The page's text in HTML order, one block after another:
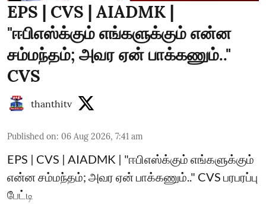
EPS | CVS | AIADMK |
"ஈபிஎஸ்க்கும் எங்களுக்கும் என்ன
சம்மந்தம்; அவர ஏன் பாக்கணும்.."
CVS
thanthitv
Published on: 06 Aug 2026, 7:41 am
EPS | CVS | AIADMK | "ஈபிஎஸ்க்கும் எங்களுக்கும்
என்ன சம்மந்தம்; அவர ஏன் பாக்கணும்.." CVS பரபரப்பு
பேட்டி